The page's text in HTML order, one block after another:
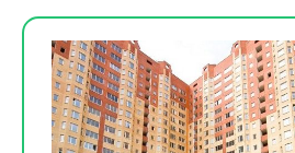
Перейти
содержимому